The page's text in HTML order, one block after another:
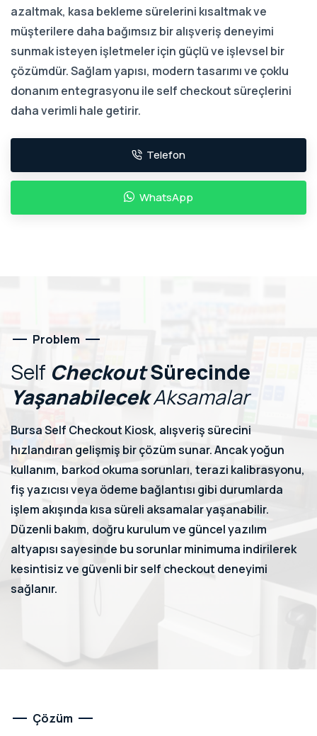
azaltmak, kasa bekleme sürelerini kısaltmak ve
müşterilere daha bağımsız bir alışveriş deneyimi
sunmak isteyen işletmeler için güçlü ve işlevsel bir
çözümdür. Sağlam yapısı, modern tasarımı ve çoklu
donanım entegrasyonu ile self checkout süreçlerini
daha verimli hale getirir.
Telefon
WhatsApp
Problem
Self CheckoutSürecinde
YaşanabilecekAksamalar
Bursa Self Checkout Kiosk, alışveriş sürecini
hızlandıran gelişmiş bir çözüm sunar. Ancak yoğun
kullanım, barkod okuma sorunları, terazi kalibrasyonu,
fiş yazıcısı veya ödeme bağlantısı gibi durumlarda
işlem akışında kısa süreli aksamalar yaşanabilir.
Düzenli bakım, doğru kurulum ve güncel yazılım
altyapısı sayesinde bu sorunlar minimuma indirilerek
kesintisiz ve güvenli bir self checkout deneyimi
sağlanır.
Çözüm